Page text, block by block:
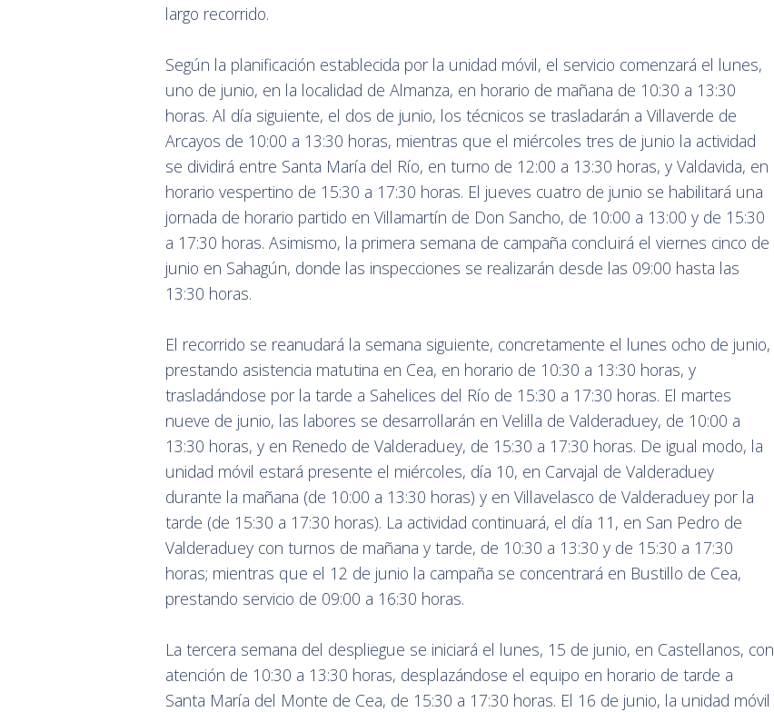
largo recorrido.
Según la planificación establecida por la unidad móvil, el servicio comenzará el lunes,
uno de junio, en la localidad de Almanza, en horario de mañana de 10:30 a 13:30
horas. Al día siguiente, el dos de junio, los técnicos se trasladarán a Villaverde de
Arcayos de 10:00 a 13:30 horas, mientras que el miércoles tres de junio la actividad
se dividirá entre Santa María del Río, en turno de 12:00 a 13:30 horas, y Valdavida, en
horario vespertino de 15:30 a 17:30 horas. El jueves cuatro de junio se habilitará una
jornada de horario partido en Villamartín de Don Sancho, de 10:00 a 13:00 y de 15:30
a 17:30 horas. Asimismo, la primera semana de campaña concluirá el viernes cinco de
junio en Sahagún, donde las inspecciones se realizarán desde las 09:00 hasta las
13:30 horas.
El recorrido se reanudará la semana siguiente, concretamente el lunes ocho de junio,
prestando asistencia matutina en Cea, en horario de 10:30 a 13:30 horas, y
trasladándose por la tarde a Sahelices del Río de 15:30 a 17:30 horas. El martes
nueve de junio, las labores se desarrollarán en Velilla de Valderaduey, de 10:00 a
13:30 horas, y en Renedo de Valderaduey, de 15:30 a 17:30 horas. De igual modo, la
unidad móvil estará presente el miércoles, día 10, en Carvajal de Valderaduey
durante la mañana (de 10:00 a 13:30 horas) y en Villavelasco de Valderaduey por la
tarde (de 15:30 a 17:30 horas). La actividad continuará, el día 11, en San Pedro de
Valderaduey con turnos de mañana y tarde, de 10:30 a 13:30 y de 15:30 a 17:30
horas; mientras que el 12 de junio la campaña se concentrará en Bustillo de Cea,
prestando servicio de 09:00 a 16:30 horas.
La tercera semana del despliegue se iniciará el lunes, 15 de junio, en Castellanos, con
atención de 10:30 a 13:30 horas, desplazándose el equipo en horario de tarde a
Santa María del Monte de Cea, de 15:30 a 17:30 horas. El 16 de junio, la unidad móvil